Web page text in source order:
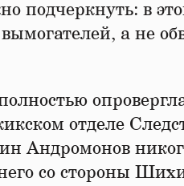
подчеркнуть: в
а не
отделе
Андромонов
со стороны